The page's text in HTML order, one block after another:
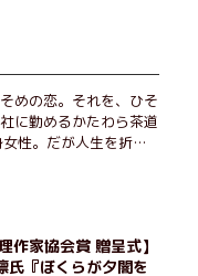
めの恋。それを、ひそ
に勤めるかたわら茶道
性。だが人生を折り
江島だ。だが彼に
を偽らない女たちの
な、セクシュアリティ
作家協会賞 贈呈式】
氏『ぼくらが夕闇を